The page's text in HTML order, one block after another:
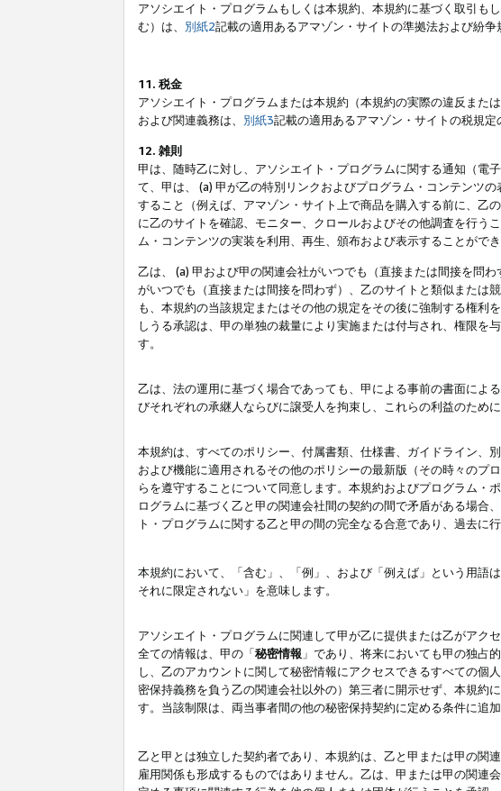
アソシエイト・プログラムもしくは本規約、本規約に基づく取引も
む）は、 別紙2記載の適用あるアマゾン・サイトの準拠法および紛争
11. 税金
アソシエイト・プログラムまたは本規約（本規約の実際の違反また
および関連義務は、 別紙3記載の適用あるアマゾン・サイトの税規定
12. 雑則
甲は、随時乙に対し、アソシエイト・プログラムに関する通知（電
て、甲は、 (a) 甲が乙の特別リンクおよびプログラム・コンテンツ
すること（例えば、アマゾン・サイト上で商品を購入する前に、乙
に乙のサイトを確認、モニター、クロールおよびその他調査を行う
ム・コンテンツの実装を利用、再生、頒布および表示することがで
乙は、 (a) 甲および甲の関連会社がいつでも（直接または間接を問
がいつでも（直接または間接を問わず）、乙のサイトと類似または
も、本規約の当該規定またはその他の規定をその後に強制する権利
しうる承認は、甲の単独の裁量により実施または付与され、権限を
す。
乙は、法の運用に基づく場合であっても、甲による事前の書面によ
びそれぞれの承継人ならびに譲受人を拘束し、これらの利益のため
本規約は、すべてのポリシー、付属書類、仕様書、ガイドライン、
および機能に適用されるその他のポリシーの最新版（その時々のプ
らを遵守することについて同意します。本規約およびプログラム
ログラムに基づく乙と甲の関連会社間の契約の間で矛盾がある場合
ト・プログラムに関する乙と甲の間の完全なる合意であり、過去に
本規約において、「含む」、「例」、および「例えば」という用語
それに限定されない」を意味します。
アソシエイト・プログラムに関連して甲が乙に提供または乙がアク
全ての情報は、甲の「秘密情報 」であり、将来においても甲の独占
し、乙のアカウントに関して秘密情報にアクセスできるすべての
密保持義務を負う乙の関連会社以外の）第三者に開示せず、本規約
す。当該制限は、両当事者間の他の秘密保持契約に定める条件に追
乙と甲とは独立した契約者であり、本規約は、乙と甲または甲の関
雇用関係も形成するものではありません。乙は、甲または甲の関連